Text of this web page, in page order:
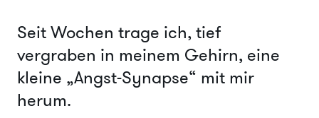
Seit Wochen trage ich, tief
vergraben in meinem Gehirn, eine
kleine „Angst-Synapse“ mit mir
herum.